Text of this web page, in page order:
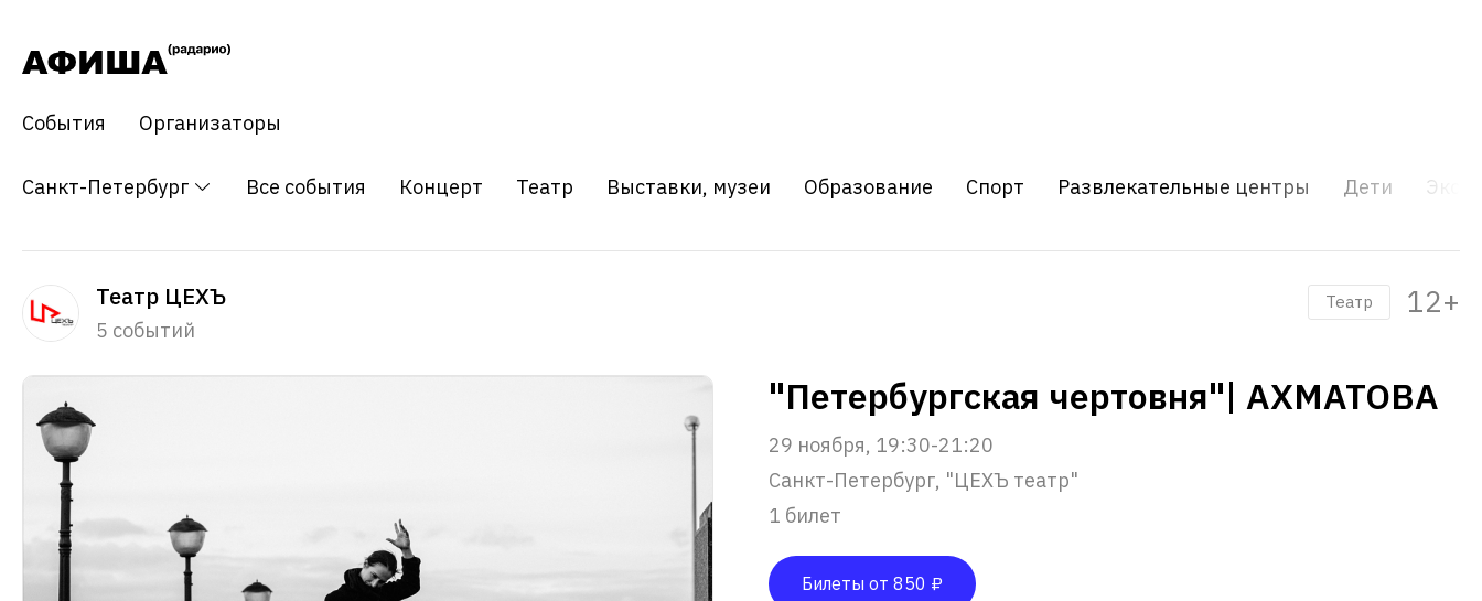
События Организаторы
Санкт-Петербург Все события Концерт Театр Выставки, музеи Образование Спорт Развлекательные центры Дети
Театр ЦЕХЪ
5 событий
Театр 12+
"Петербургская чертовня"| АХМАТОВА
29 ноября, 19:30-21:20
Санкт-Петербург, "ЦЕХЪ театр"
1 билет
Билеты от 850 ₽